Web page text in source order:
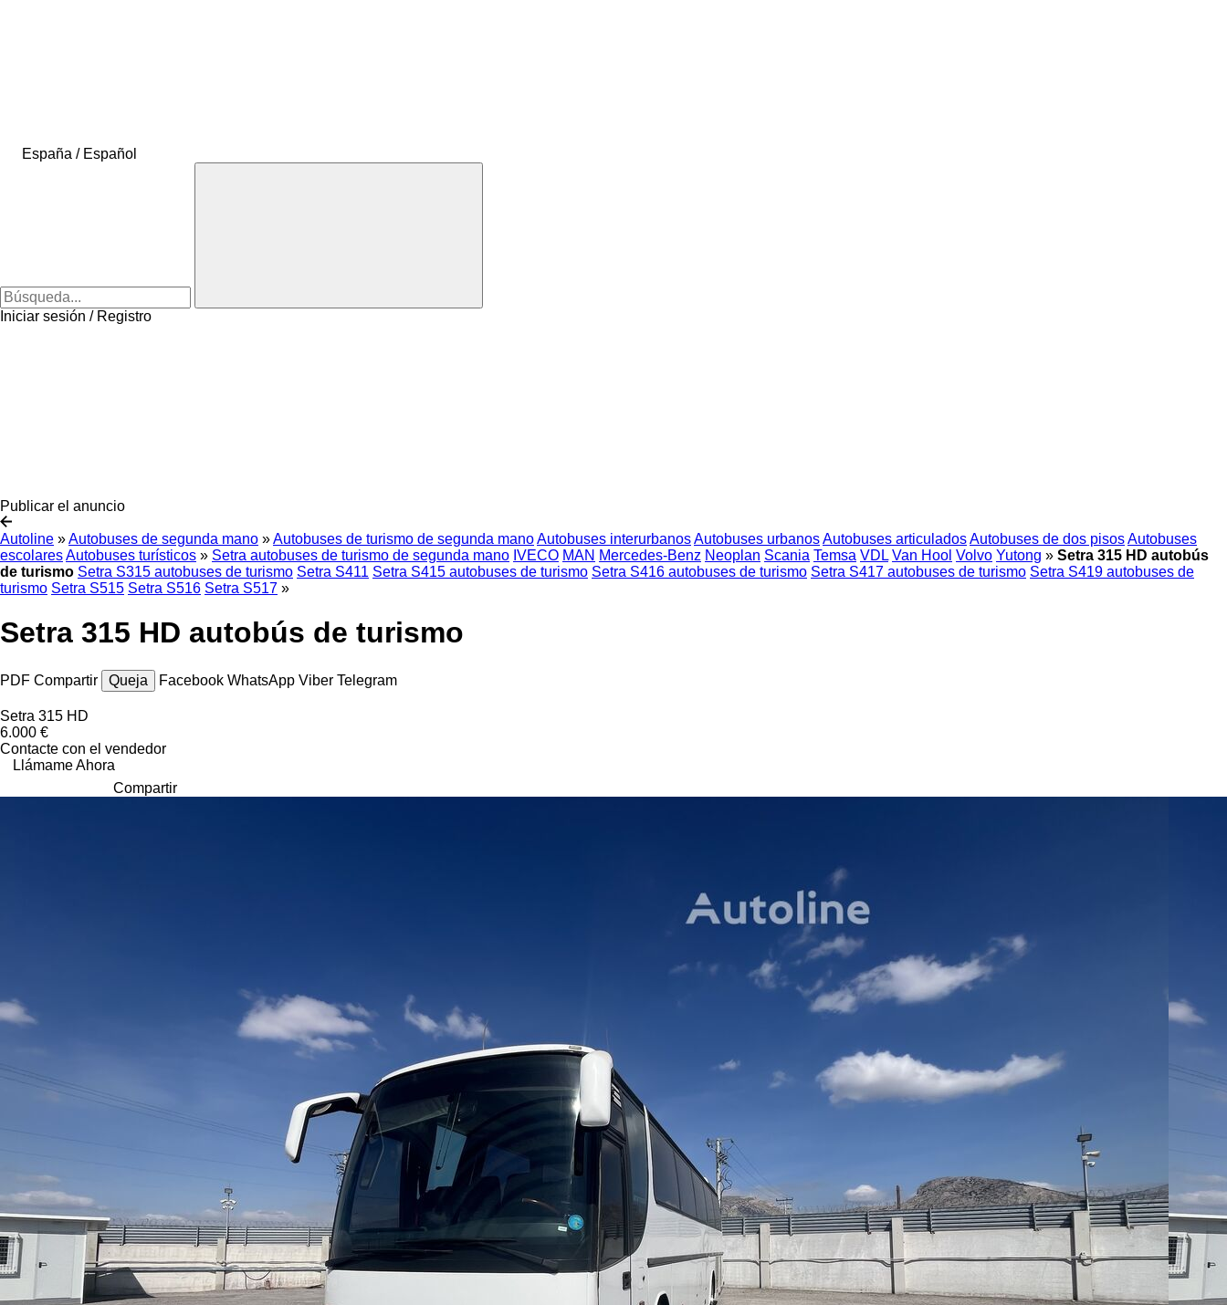
España / Español
Iniciar sesión / Registro
Publicar el anuncio
Autoline »Autobuses de segunda mano »Autobuses de turismo de segunda manoAutobuses interurbanosAutobuses urbanosAutobuses articuladosAutobuses de dos pisosAutobuses
escolaresAutobuses turísticos » Setra autobuses de turismo de segunda mano IVECO MAN Mercedes-Benz Neoplan Scania Temsa VDL Van Hool Volvo Yutong » Setra 315 HD autobús
de turismo Setra S315 autobuses de turismo Setra S411 Setra S415 autobuses de turismo Setra S416 autobuses de turismo Setra S417 autobuses de turismo Setra S419 autobuses de
turismo Setra S515 Setra S516 Setra S517 »
Setra 315 HD autobús de turismo
PDF Compartir Queja Facebook WhatsApp Viber Telegram
Setra 315 HD
6.000 €
Contacte con el vendedor
Llámame Ahora
Compartir